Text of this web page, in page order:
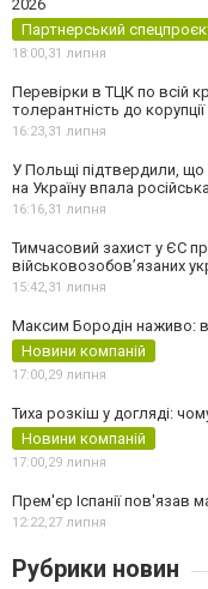
2026
Партнерський
18:00,31 липня
Перевірки в ТЦК по всій
толерантність до корупції
16:23,31 липня
У Польщі підтвердили, що
на Україну впала
16:16,31 липня
Тимчасовий захист у ЄС
військовозобов’язаних
15:42,31 липня
Максим Бородін наживо:
Новини компаній
17:00,29 липня
Тиха розкіш у догляді:
Новини компаній
17:00,29 липня
Прем'єр Іспанії пов'язав
12:22,27 липня
Рубрики новин